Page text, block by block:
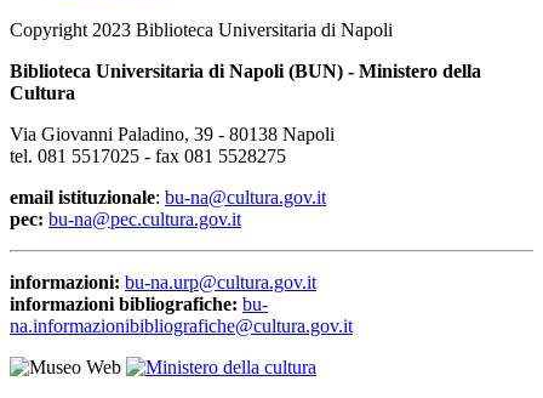
Copyright 2023 Biblioteca Universitaria di Napoli
Biblioteca Universitaria di Napoli (BUN) - Ministero della
Cultura
Via Giovanni Paladino, 39 - 80138 Napoli
tel. 081 5517025 - fax 081 5528275
email istituzionale: bu-na@cultura.gov.it
pec: bu-na@pec.cultura.gov.it
informazioni: bu-na.urp@cultura.gov.it
informazioni bibliografiche: bu-
na.informazionibibliografiche@cultura.gov.it